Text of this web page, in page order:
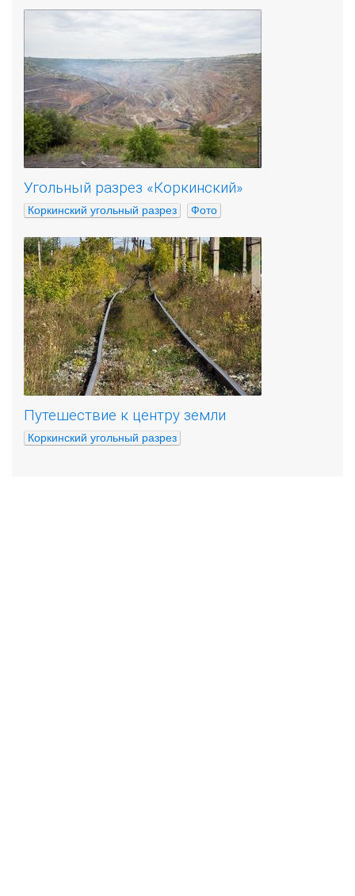
Угольный разрез «Коркинский»
Коркинский угольный разрез Фото
Путешествие к центру земли
Коркинский угольный разрез